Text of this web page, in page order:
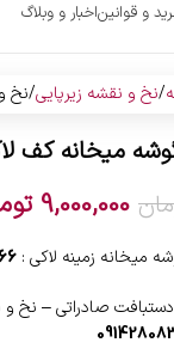
و قوانیناخبار و وبلاگ
نخ و نقشه زیرپایی نخ
میخانه کف
9,000,000
میخانه زمینه لاکی :
صادراتی – نخ